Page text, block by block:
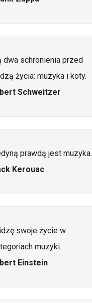
dwa schronienia przed
życia: muzyka i koty.
Schweitzer
prawdą jest muzyka.
Kerouac
swoje życie w
muzyki.
Einstein